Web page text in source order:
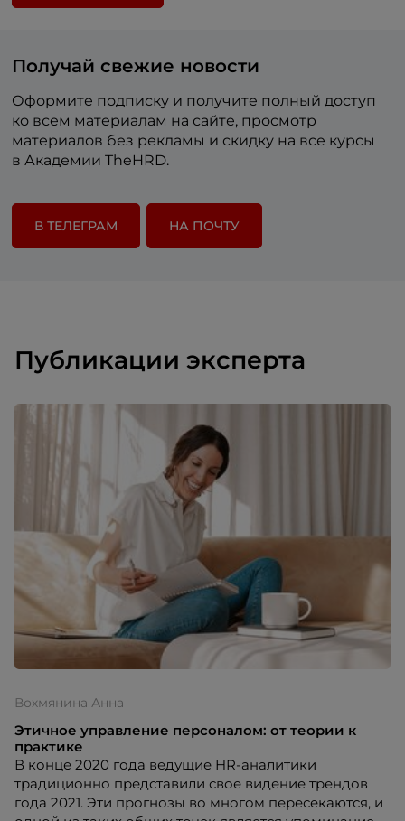
Получай свежие новости
Оформите подписку и получите полный доступ
ко всем материалам на сайте, просмотр
материалов без рекламы и скидку на все курсы
в Академии TheHRD.
В ТЕЛЕГРАМ НА ПОЧТУ
Публикации эксперта
Вохмянина Анна
Этичное управление персоналом: от теории к
практике
В конце 2020 года ведущие HR-аналитики
традиционно представили свое видение трендов
года 2021. Эти прогнозы во многом пересекаются, и